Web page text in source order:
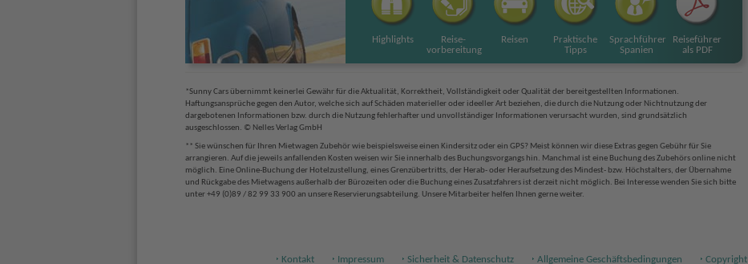
Highlights Reise-
vorbereitung
Reisen
Praktische
Tipps
Sprachführer
Spanien
Reiseführer
als PDF
*Sunny Cars übernimmt keinerlei Gewähr für die Aktualität, Korrektheit, Vollständigkeit oder Qualität der bereitgestellten Informationen.
Haftungsansprüche gegen den Autor, welche sich auf Schäden materieller oder ideeller Art beziehen, die durch die Nutzung oder Nichtnutzung der
dargebotenen Informationen bzw. durch die Nutzung fehlerhafter und unvollständiger Informationen verursacht wurden, sind grundsätzlich
ausgeschlossen. © Nelles Verlag GmbH
** Sie wünschen für Ihren Mietwagen Zubehör wie beispielsweise einen Kindersitz oder ein GPS? Meist können wir diese Extras gegen Gebühr für Sie
arrangieren. Auf die jeweils anfallenden Kosten weisen wir Sie innerhalb des Buchungsvorgangs hin. Manchmal ist eine Buchung des Zubehörs online nicht
möglich. Eine Online-Buchung der Hotelzustellung, eines Grenzübertritts, der Herab- oder Heraufsetzung des Mindest- bzw. Höchstalters, der Übernahme
und Rückgabe des Mietwagens außerhalb der Bürozeiten oder die Buchung eines Zusatzfahrers ist derzeit nicht möglich. Bei Interesse wenden Sie sich bitte
unter +49 (0)89 / 82 99 33 900 an unsere Reservierungsabteilung. Unsere Mitarbeiter helfen Ihnen gerne weiter.
Kontakt Impressum Sicherheit & Datenschutz Allgemeine Geschäftsbedingungen Copyright